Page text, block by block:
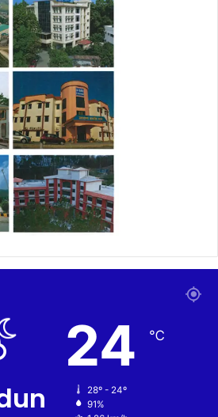
24 ℃
28º - 24º
91%